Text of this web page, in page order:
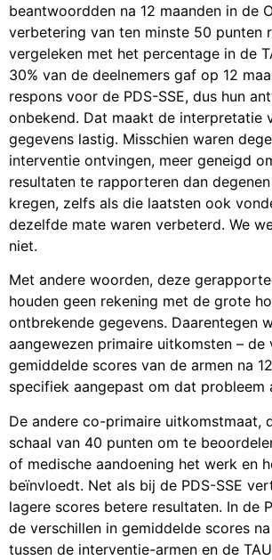
beantwoordden na 12 maanden in de
verbetering van ten minste 50 punten
vergeleken met het percentage in de
30% van de deelnemers gaf op 12
respons voor de PDS-SSE, dus hun
onbekend. Dat maakt de interpretatie
gegevens lastig. Misschien waren
interventie ontvingen, meer geneigd
resultaten te rapporteren dan
kregen, zelfs als die laatsten ook
dezelfde mate waren verbeterd. We
niet.
Met andere woorden, deze
houden geen rekening met de grote
ontbrekende gegevens. Daarentegen
aangewezen primaire uitkomsten – de
gemiddelde scores van de armen na
specifiek aangepast om dat probleem
De andere co-primaire uitkomstmaat,
schaal van 40 punten om te
of medische aandoening het werk en
beïnvloedt. Net als bij de PDS-SSE
lagere scores betere resultaten. In de
de verschillen in gemiddelde scores
tussen de interventie-armen en de